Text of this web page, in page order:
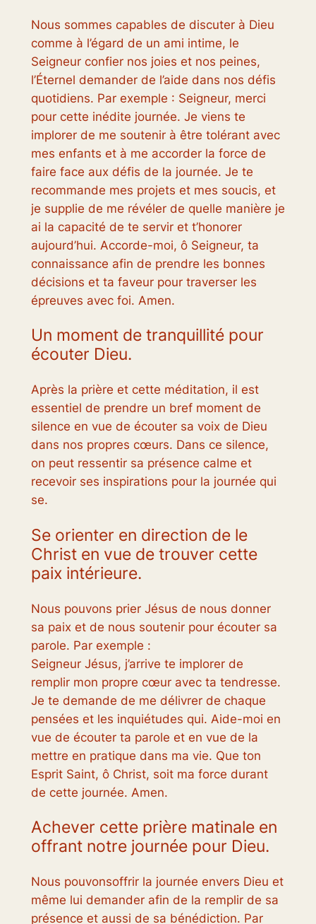
Nous sommes capables de discuter à Dieu
comme à l’égard de un ami intime, le
Seigneur confier nos joies et nos peines,
l’Éternel demander de l’aide dans nos défis
quotidiens. Par exemple : Seigneur, merci
pour cette inédite journée. Je viens te
implorer de me soutenir à être tolérant avec
mes enfants et à me accorder la force de
faire face aux défis de la journée. Je te
recommande mes projets et mes soucis, et
je supplie de me révéler de quelle manière je
ai la capacité de te servir et t’honorer
aujourd’hui. Accorde-moi, ô Seigneur, ta
connaissance afin de prendre les bonnes
décisions et ta faveur pour traverser les
épreuves avec foi. Amen.
Un moment de tranquillité pour
écouter Dieu.
Après la prière et cette méditation, il est
essentiel de prendre un bref moment de
silence en vue de écouter sa voix de Dieu
dans nos propres cœurs. Dans ce silence,
on peut ressentir sa présence calme et
recevoir ses inspirations pour la journée qui
se.
Se orienter en direction de le
Christ en vue de trouver cette
paix intérieure.
Nous pouvons prier Jésus de nous donner
sa paix et de nous soutenir pour écouter sa
parole. Par exemple :
Seigneur Jésus, j’arrive te implorer de
remplir mon propre cœur avec ta tendresse.
Je te demande de me délivrer de chaque
pensées et les inquiétudes qui. Aide-moi en
vue de écouter ta parole et en vue de la
mettre en pratique dans ma vie. Que ton
Esprit Saint, ô Christ, soit ma force durant
de cette journée. Amen.
Achever cette prière matinale en
offrant notre journée pour Dieu.
Nous pouvonsoffrir la journée envers Dieu et
même lui demander afin de la remplir de sa
présence et aussi de sa bénédiction. Par